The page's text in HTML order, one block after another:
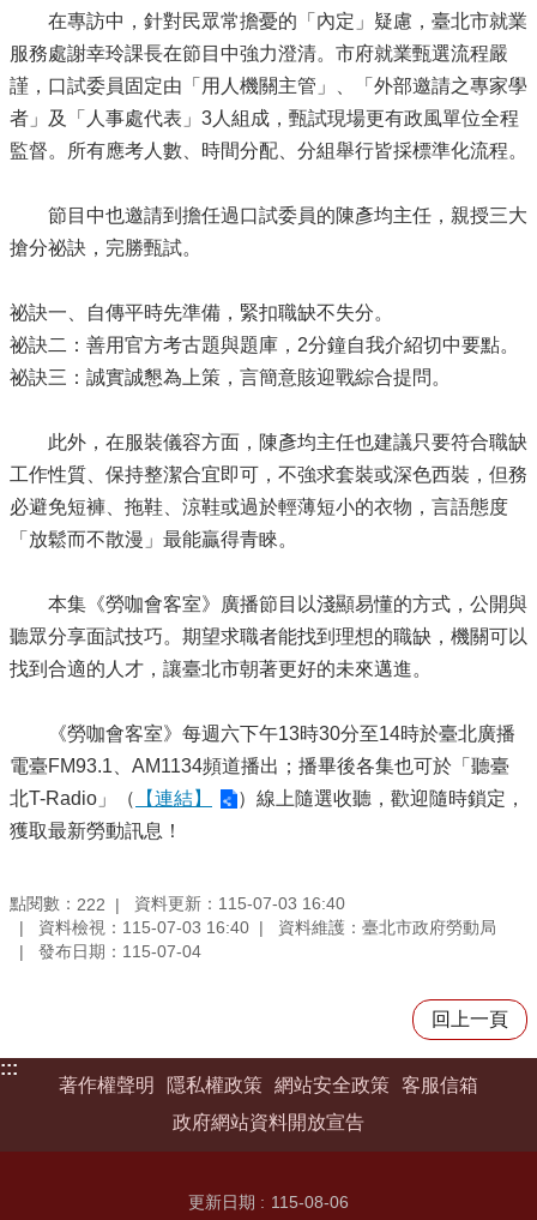
在專訪中，針對民眾常擔憂的「內定」疑慮，臺北市就業
服務處謝幸玲課長在節目中強力澄清。市府就業甄選流程嚴
謹，口試委員固定由「用人機關主管」、「外部邀請之專家學
者」及「人事處代表」3人組成，甄試現場更有政風單位全程
監督。所有應考人數、時間分配、分組舉行皆採標準化流程。
節目中也邀請到擔任過口試委員的陳彥均主任，親授三大
搶分祕訣，完勝甄試。
祕訣一、自傳平時先準備，緊扣職缺不失分。
祕訣二：善用官方考古題與題庫，2分鐘自我介紹切中要點。
祕訣三：誠實誠懇為上策，言簡意賅迎戰綜合提問。
此外，在服裝儀容方面，陳彥均主任也建議只要符合職缺
工作性質、保持整潔合宜即可，不強求套裝或深色西裝，但務
必避免短褲、拖鞋、涼鞋或過於輕薄短小的衣物，言語態度
「放鬆而不散漫」最能贏得青睞。
本集《勞咖會客室》廣播節目以淺顯易懂的方式，公開與
聽眾分享面試技巧。期望求職者能找到理想的職缺，機關可以
找到合適的人才，讓臺北市朝著更好的未來邁進。
《勞咖會客室》每週六下午13時30分至14時於臺北廣播
電臺FM93.1、AM1134頻道播出；播畢後各集也可於「聽臺
北T-Radio」（
【連結】
）線上隨選收聽，歡迎隨時鎖定，
獲取最新勞動訊息！
點閱數： 222
資料更新：115-07-03 16:40
資料檢視：115-07-03 16:40
資料維護：臺北市政府勞動局
發布日期：115-07-04
回上一頁
:::
著作權聲明
隱私權政策 網站安全政策 客服信箱
政府網站資料開放宣告
更新日期 115-08-06